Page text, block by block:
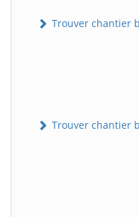
Trouver chantier
Trouver chantier